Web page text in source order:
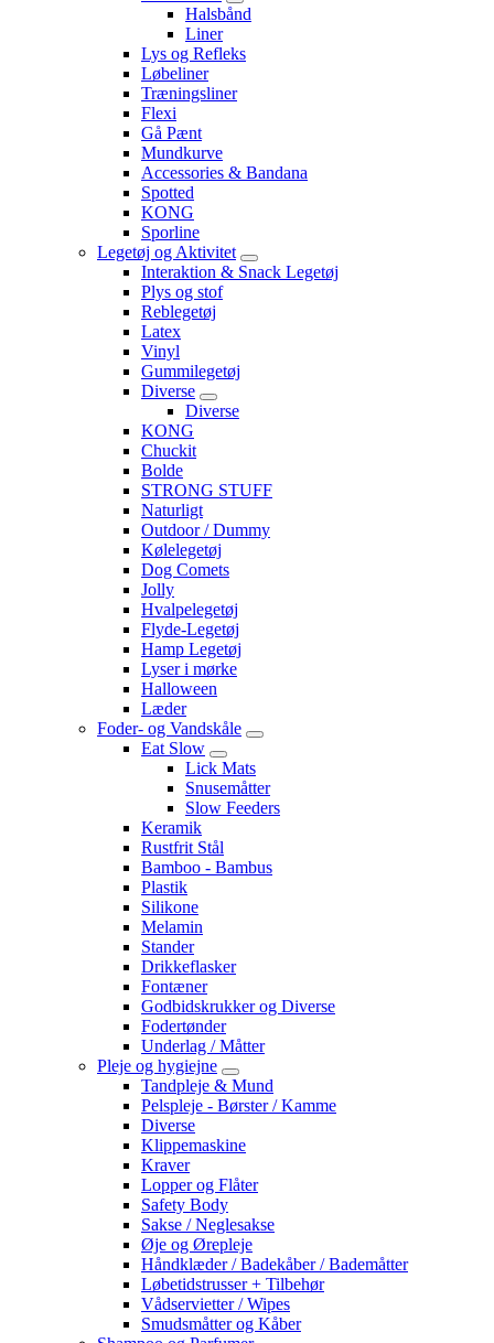
Halsbånd
Liner
Lys og Refleks
Løbeliner
Træningsliner
Flexi
Gå Pænt
Mundkurve
Accessories & Bandana
Spotted
KONG
Sporline
Legetøj og Aktivitet
Interaktion & Snack Legetøj
Plys og stof
Reblegetøj
Latex
Vinyl
Gummilegetøj
Diverse
Diverse
KONG
Chuckit
Bolde
STRONG STUFF
Naturligt
Outdoor / Dummy
Kølelegetøj
Dog Comets
Jolly
Hvalpelegetøj
Flyde-Legetøj
Hamp Legetøj
Lyser i mørke
Halloween
Læder
Foder- og Vandskåle
Eat Slow
Lick Mats
Snusemåtter
Slow Feeders
Keramik
Rustfrit Stål
Bamboo - Bambus
Plastik
Silikone
Melamin
Stander
Drikkeflasker
Fontæner
Godbidskrukker og Diverse
Fodertønder
Underlag / Måtter
Pleje og hygiejne
Tandpleje & Mund
Pelspleje - Børster / Kamme
Diverse
Klippemaskine
Kraver
Lopper og Flåter
Safety Body
Sakse / Neglesakse
Øje og Ørepleje
Håndklæder / Badekåber / Bademåtter
Løbetidstrusser + Tilbehør
Vådservietter / Wipes
Smudsmåtter og Kåber